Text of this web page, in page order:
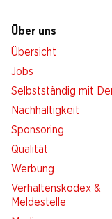
Über uns
Übersicht
Jobs
Selbstständig mit
Nachhaltigkeit
Sponsoring
Qualität
Werbung
Verhaltenskodex &
Meldestelle